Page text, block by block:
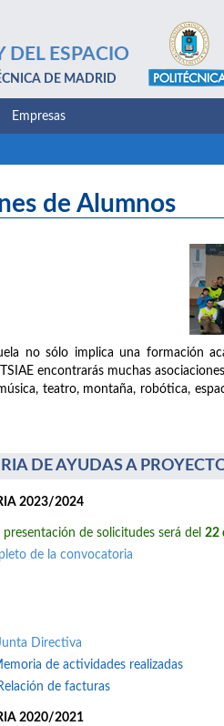
DEL ESPACIO
DE MADRID
Empresas
de Alumnos
no sólo implica una formación
encontrarás muchas
teatro, montaña, robótica,
DE AYUDAS A
2023/2024
presentación de solicitudes será del 22
de la convocatoria
Directiva
de actividades realizadas
de facturas
2020/2021